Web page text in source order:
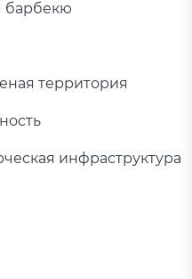
барбекю
территория
инфраструктура